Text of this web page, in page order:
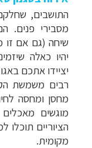
התושבים,
מסבירי פנים.
שיחה (גם אם זו
יהיו כאלה
יציידו אתכם
רבים משמשת
מחסן ומחסה
מוגשים
הציוריים
מקומית.